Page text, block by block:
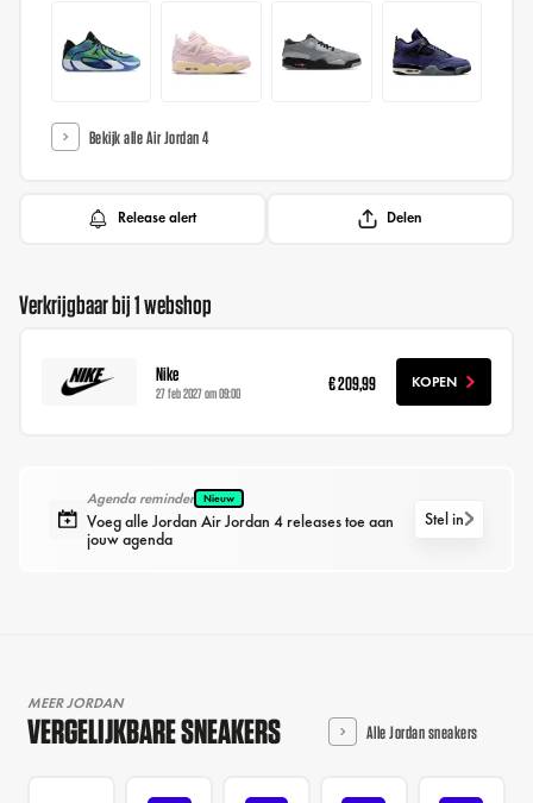
Bekijk alle Air Jordan 4
Release alert Delen
Verkrijgbaar bij 1 webshop
Nike
27 feb 2027 om 09:00
€ 209,99 KOPEN
Agenda reminder Nieuw
Voeg alle Jordan Air Jordan 4 releases toe aan
jouw agenda
Stel in
MEER JORDAN
VERGELIJKBARE SNEAKERS Alle Jordan sneakers